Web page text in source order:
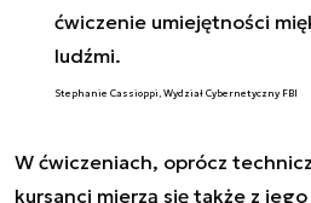
ćwiczenie umiejętności
ludźmi.
Stephanie Cassioppi, Wydział Cybernetyczny FBI
W ćwiczeniach, oprócz
kursanci mierzą się także z jego